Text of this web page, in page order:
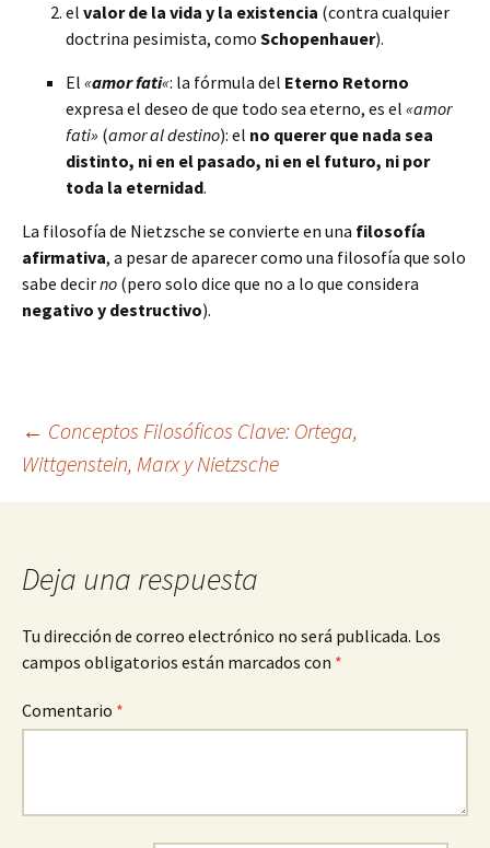
el valor de la vida y la existencia (contra cualquier
doctrina pesimista, como Schopenhauer).
El «amor fati«: la fórmula del Eterno Retorno
expresa el deseo de que todo sea eterno, es el «amor
fati» (amor al destino): el no querer que nada sea
distinto, ni en el pasado, ni en el futuro, ni por
toda la eternidad.
La filosofía de Nietzsche se convierte en una filosofía
afirmativa, a pesar de aparecer como una filosofía que solo
sabe decirno (pero solo dice que no a lo que considera
negativo y destructivo).
Navegación
de
entradas
← Conceptos Filosóficos Clave: Ortega,
Wittgenstein, Marx y Nietzsche
Deja una respuesta
Tu dirección de correo electrónico no será publicada. Los
campos obligatorios están marcados con *
Comentario *